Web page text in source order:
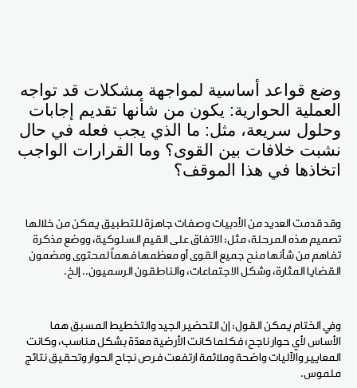
وضع قواعد أساسية لمواجهة مشكلات قد تواجه
العملية الحوارية: يكون من شأنها تقديم إجابات
وحلول سريعة، مثل: ما الذي يجب فعله في حال
نشبت خلافات بين القوى؟ وما القرارات الواجب
اتخاذها في هذا الموقف؟
وقد قدمت العديد من الأدبيات وصفات جاهزة للتطبيق يمكن من خلالها
تصميم هذه المرحلة، مثل: الاتفاق على القيم السلوكية، ووضع مذكرة
تفاهم من شأنها منح جميع القوى أو معظمها فهماً لمحتوى ومضمون
القضايا المثارة، وشكل الاجتماعات، والناطقون الرسميون.. إلخ.
وفي الختام يمكن القول: إن التحضير الجيد والتخطيط المسبق هما
الأساس لأي حوار ناجح؛ فكلما كانت الأرضية معدّة بشكل مناسب، وكانت
المعايير والآليات واضحة وملائمة ارتفعت فرص نجاح الحوار وتحقيق نتائج
ملموس.